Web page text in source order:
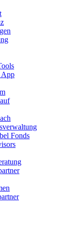
App
Fonds